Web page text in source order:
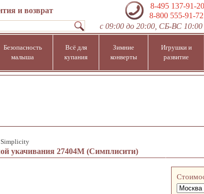
и возврат
8-495 137-91-20
8-800 555-91-72
с 09:00 до 20:00, СБ-ВС 10:00
Безопасность
малыша
Всё для
купания
Зимние
конверты
Игрушки и
развитие
Simplicity
укачивания 27404M (Симплисити)